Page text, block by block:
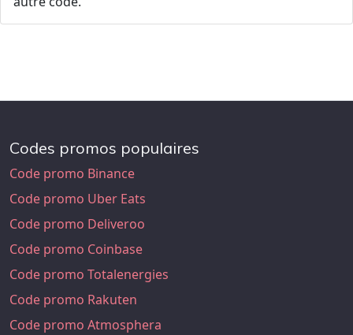
Codes promos populaires
Code promo Binance
Code promo Uber Eats
Code promo Deliveroo
Code promo Coinbase
Code promo Totalenergies
Code promo Rakuten
Code promo Atmosphera